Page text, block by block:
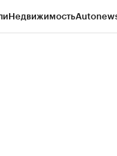
Недвижимость